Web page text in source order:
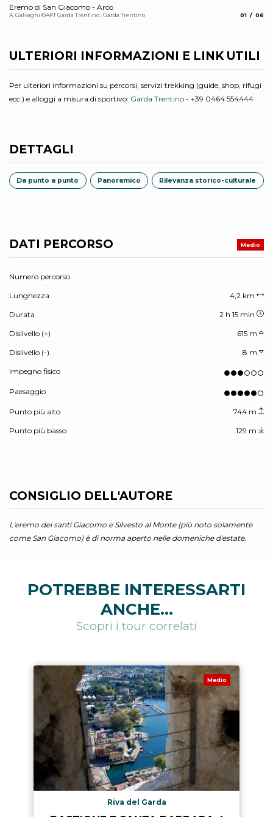
Eremo di San Giacomo - Arco
A. Galvagni ©APT Garda Trentino , Garda Trentino 01 06
ULTERIORI INFORMAZIONI E LINK UTILI
Per ulteriori informazioni su percorsi, servizi trekking (guide, shop, rifugi
ecc.) e alloggi a misura di sportivo: Garda Trentino - +39 0464 554444
DETTAGLI
Da punto a punto Panoramico Rilevanza storico-culturale
DATI PERCORSO Medio
Numero percorso
Lunghezza 4,2 km
Durata 2 h 15 min
Dislivello (+) 615 m
Dislivello (-) 8 m
Impegno fisico
Paesaggio
Punto più alto 744 m
Punto più basso 129 m
CONSIGLIO DELL'AUTORE
L'eremo dei santi Giacomo e Silvesto al Monte (più noto solamente
come San Giacomo) è di norma aperto nelle domeniche d'estate.
POTREBBE INTERESSARTI
ANCHE...
Scopri i tour correlati
Medio
Riva del Garda